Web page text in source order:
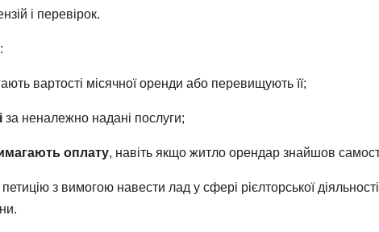
і перевірок.
вартості місячної оренди або перевищують її;
за неналежно надані послуги;
оплату, навіть якщо житло орендар знайшов
з вимогою навести лад у сфері рієлторської